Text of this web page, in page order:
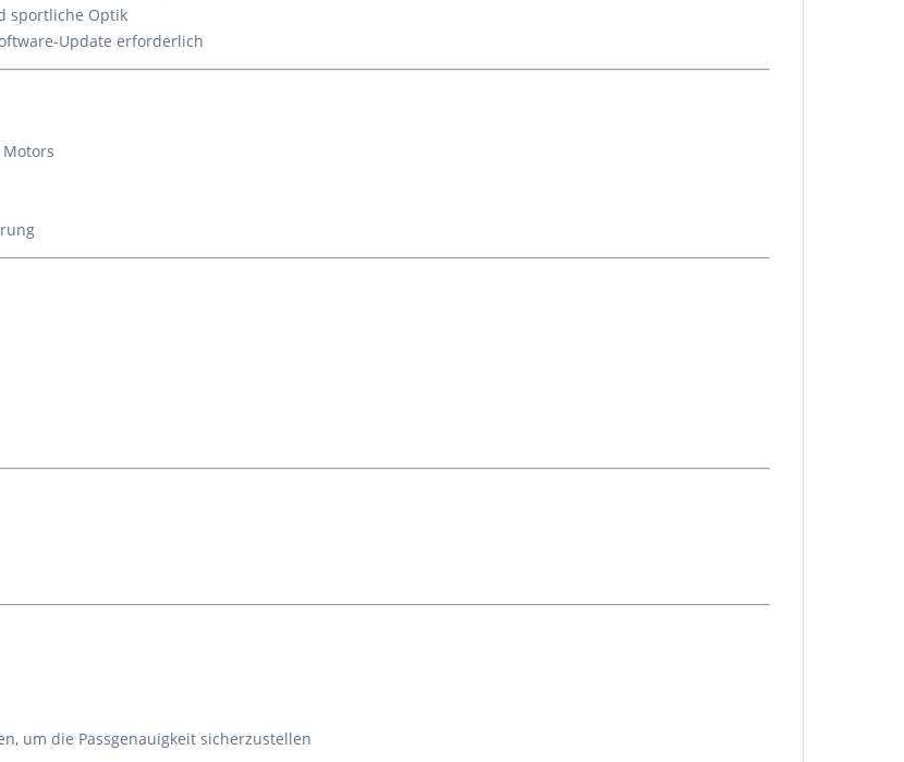
sportliche Optik
Update erforderlich
um die Passgenauigkeit sicherzustellen